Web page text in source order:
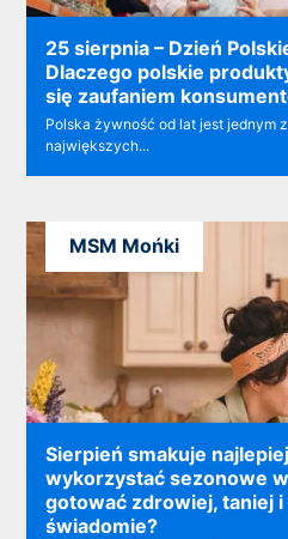
25 sierpnia – Dzień
Dlaczego polskie
się zaufaniem
Polska żywność od lat jest jednym
największych...
Sierpień smakuje
wykorzystać sezonowe
gotować zdrowiej, taniej
świadomie?
MSM Mońki